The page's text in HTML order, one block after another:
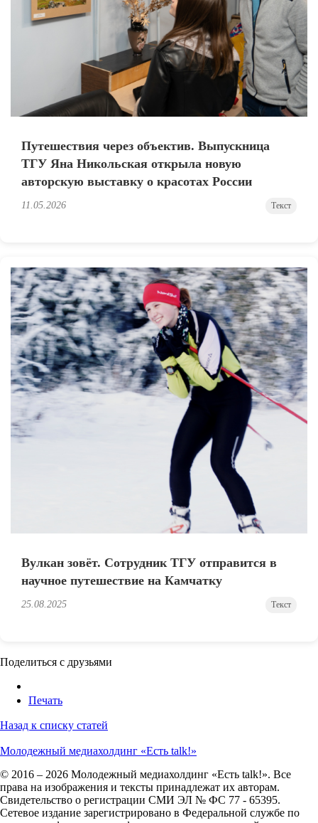
Путешествия через объектив. Выпускница
ТГУ Яна Никольская открыла новую
авторскую выставку о красотах России
11.05.2026 Текст
Вулкан зовёт. Сотрудник ТГУ отправится в
научное путешествие на Камчатку
25.08.2025 Текст
Поделиться с друзьями
Печать
Назад к списку статей
Молодежный медиахолдинг «Есть talk!»
© 2016 – 2026 Молодежный медиахолдинг «Есть talk!». Все
права на изображения и тексты принадлежат их авторам.
Свидетельство о регистрации СМИ ЭЛ № ФС 77 - 65395.
Сетевое издание зарегистрировано в Федеральной службе по